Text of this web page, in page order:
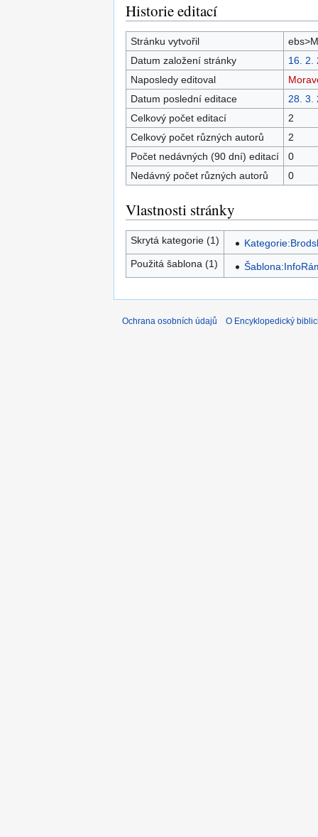
Historie editací
Stránku vytvořil
Datum založení stránky
16. 2.
Naposledy editoval
Datum poslední editace
28. 3.
Celkový počet editací
2
Celkový počet různých autorů
2
Počet nedávných (90 dní) editací
0
Nedávný počet různých autorů
0
Vlastnosti stránky
Skrytá kategorie (1)
Použitá šablona (1)
Ochrana osobních údajů O Encyklopedický